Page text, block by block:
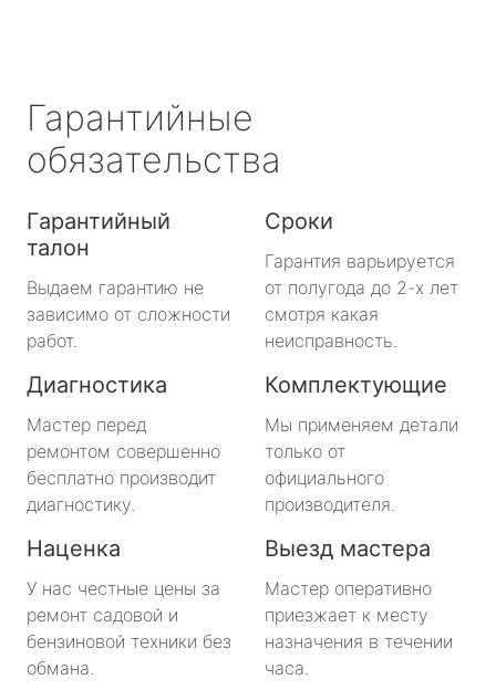
Гарантийные
обязательства
Гарантийный
талон
Выдаем гарантию не
зависимо от сложности
работ.
Сроки
Гарантия варьируется
от полугода до 2-х лет
смотря какая
неисправность.
Диагностика
Мастер перед
ремонтом совершенно
бесплатно производит
диагностику.
Комплектующие
Мы применяем детали
только от
официального
производителя.
Наценка
У нас честные цены за
ремонт садовой и
бензиновой техники без
обмана.
Выезд мастера
Мастер оперативно
приезжает к месту
назначения в течении
часа.